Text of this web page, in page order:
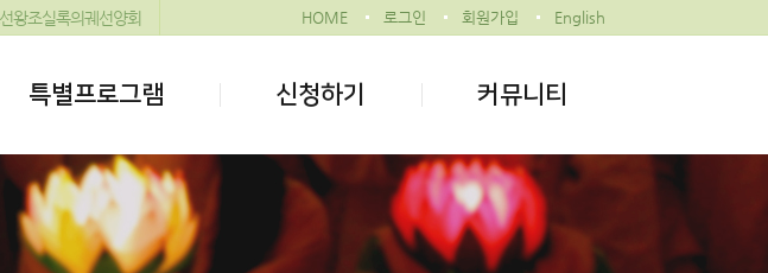
왕조실록의궤선양회 HOME 로그인 회원가입 English
특별프로그램 신청하기 커뮤니티